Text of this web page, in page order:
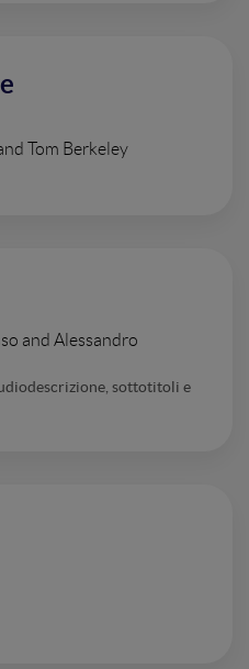
Tom Berkeley
and Alessandro
sottotitoli e